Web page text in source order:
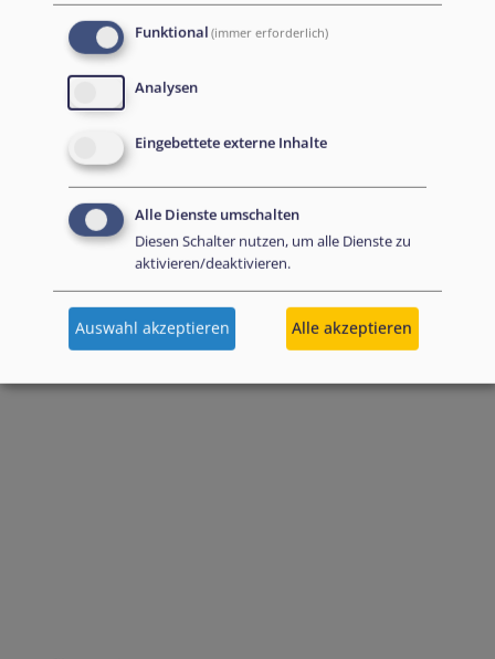
Funktional (immer erforderlich)
Analysen
Eingebettete externe Inhalte
Alle Dienste umschalten
Diesen Schalter nutzen, um alle Dienste zu
aktivieren/deaktivieren.
Auswahl akzeptieren Alle akzeptieren